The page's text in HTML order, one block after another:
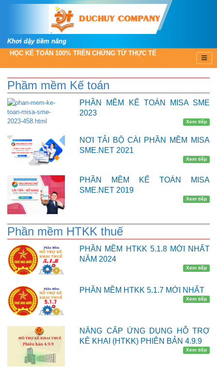
Khơi dậy tiềm năng
HỌC KẾ TOÁN 100% TRÊN CHỨNG TỪ THỰC TẾ
Phầm mềm Kế toán
PHẦN MỀM KẾ TOÁN MISA SME
2023
Xem tiếp
NƠI TẢI BỘ CÀI PHẦN MỀM MISA
SME.NET 2021
Xem tiếp
PHẦN MỀM KẾ TOÁN MISA
SME.NET 2019
Xem tiếp
Phần mềm HTKK thuế
PHẦN MỀM HTKK 5.1.8 MỚI NHẤT
NĂM 2024
Xem tiếp
PHẦN MỀM HTKK 5.1.7 MỚI NHẤT
Xem tiếp
NÂNG CẤP ỨNG DỤNG HỖ TRỢ
KÊ KHAI (HTKK) PHIÊN BẢN 4.9.9
Xem tiếp